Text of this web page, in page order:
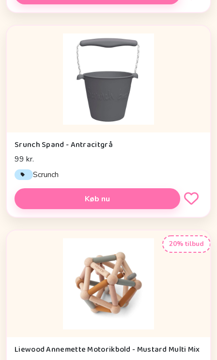
Srunch Spand - Antracitgrå
99 kr.
Scrunch
Køb nu
20% tilbud
Liewood Annemette Motorikbold - Mustard Multi Mix